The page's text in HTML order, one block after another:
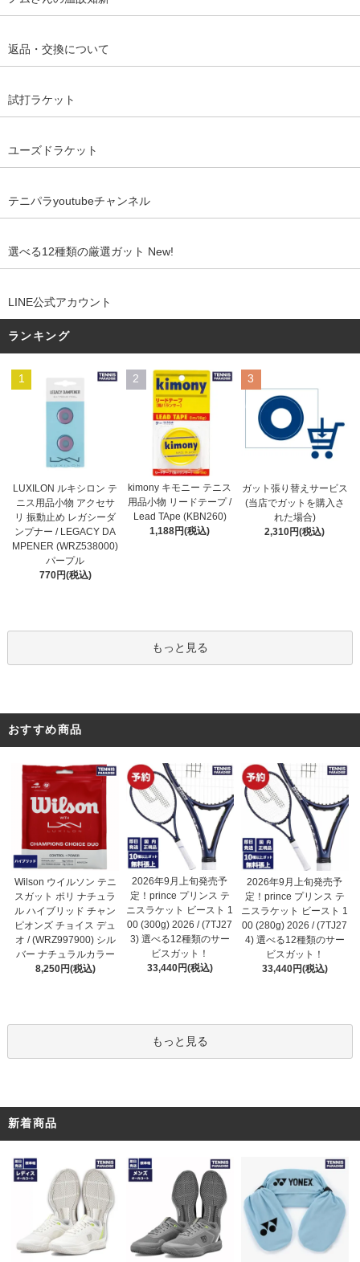
返品・交換について
試打ラケット
ユーズドラケット
テニパラyoutubeチャンネル
選べる12種類の厳選ガット New!
LINE公式アカウント
ランキング
1
LUXILON ルキシロン テ
ニス用品小物 アクセサ
リ 振動止め レガシーダ
ンプナー / LEGACY DA
MPENER (WRZ538000)
パープル
770円(税込)
2
kimony キモニー テニス
用品小物 リードテープ /
Lead TApe (KBN260)
1,188円(税込)
3
ガット張り替えサービス
(当店でガットを購入さ
れた場合)
2,310円(税込)
もっと見る
おすすめ商品
Wilson ウイルソン テニ
スガット ポリ ナチュラ
ル ハイブリッド チャン
ピオンズ チョイス デュ
オ / (WRZ997900) シル
バー ナチュラルカラー
8,250円(税込)
2026年9月上旬発売予
定！prince プリンス テ
ニスラケット ビースト 1
00 (300g) 2026 / (7TJ27
3) 選べる12種類のサー
ビスガット！
33,440円(税込)
2026年9月上旬発売予
定！prince プリンス テ
ニスラケット ビースト 1
00 (280g) 2026 / (7TJ27
4) 選べる12種類のサー
ビスガット！
33,440円(税込)
もっと見る
新着商品